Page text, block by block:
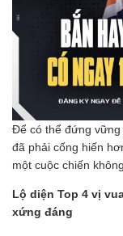
Để có thể đứng vững
đã phải cống hiến
một cuộc chiến
Lộ diện Top 4 vị
xứng đáng